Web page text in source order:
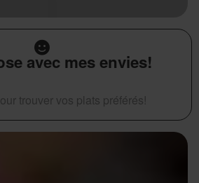
avec mes envies!
trouver vos plats préférés!